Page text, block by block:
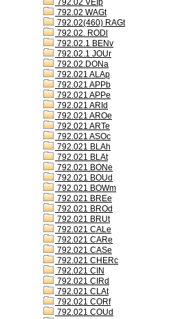
792.02 VEIp
792.02 WAGt
792.02(460) RAGt
792.02. RODl
792.02.1 BENv
792.02.1 JOUr
792.02.DONa
792.021 ALAp
792.021 APPb
792.021 APPe
792.021 ARId
792.021 AROe
792.021 ARTe
792.021 ASOc
792.021 BLAh
792.021 BLAt
792.021 BONe
792.021 BOUd
792.021 BOWm
792.021 BREe
792.021 BROd
792.021 BRUt
792.021 CALe
792.021 CARe
792.021 CASe
792.021 CHERc
792.021 CIN
792.021 CIRd
792.021 CLAt
792.021 CORf
792.021 COUd